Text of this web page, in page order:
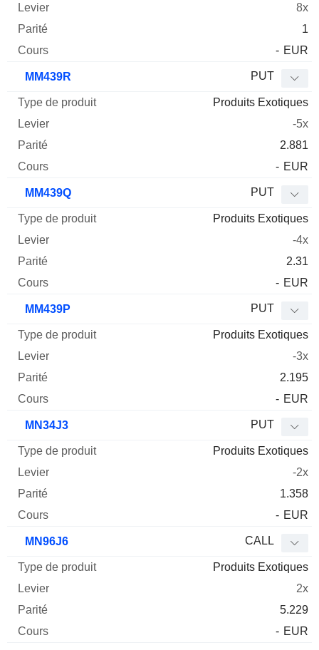
8x
1
- EUR
MM439R PUT
Produits Exotiques
-5x
2.881
- EUR
MM439Q PUT
Produits Exotiques
-4x
2.31
- EUR
MM439P PUT
Produits Exotiques
-3x
2.195
- EUR
MN34J3 PUT
Produits Exotiques
-2x
1.358
- EUR
MN96J6 CALL
Produits Exotiques
2x
5.229
- EUR